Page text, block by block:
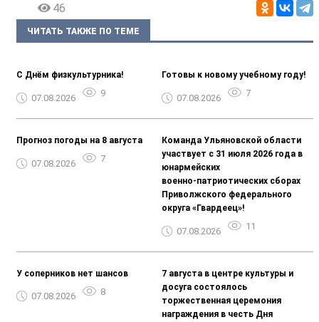
46
ЧИТАТЬ ТАКЖЕ ПО ТЕМЕ
С Днём физкультурника!
07.08.2026 9
Готовы к новому учебному году!
07.08.2026 7
Прогноз погоды на 8 августа
07.08.2026 7
Команда Ульяновской области
участвует с 31 июля 2026 года в
юнармейских
военно‑патриотических сборах
Приволжского федерального
округа «Гвардеец»!
07.08.2026 11
У соперников нет шансов
07.08.2026 8
7 августа в центре культуры и
досуга состоялось
торжественная церемония
награждения в честь Дня